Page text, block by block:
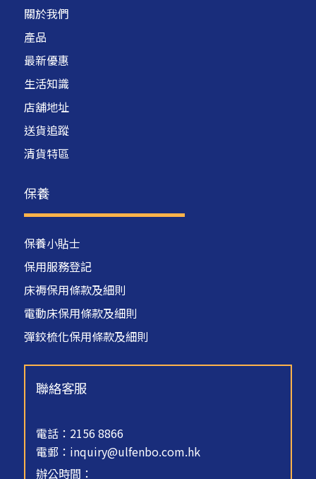
關於我們
產品
最新優惠
生活知識
店舖地址
送貨追蹤
清貨特區
保養
保養小貼士
保用服務登記
床褥保用條款及細則
電動床保用條款及細則
彈鉸梳化保用條款及細則
聯絡客服
電話：2156 8866
電郵： inquiry@ulfenbo.com.hk
辦公時間：